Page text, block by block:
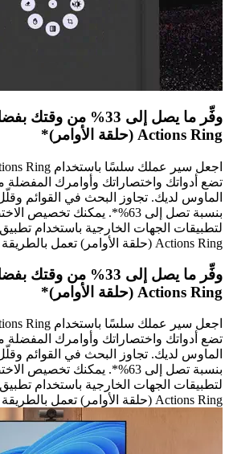
وفِّر ما يصل إلى 33% من
Actions Ring (حلقة الأوامر)*
تضع أدواتك واختصاراتك وأوامرك
الماوس لديك. تجاوز البحث في القوائم
بنسبة تصل إلى 63%*. يمكنك
Actions Ring (حلقة الأوامر) تعمل بالطريقة التي تناسبك.
وفِّر ما يصل إلى 33% من
Actions Ring (حلقة الأوامر)*
تضع أدواتك واختصاراتك وأوامرك
الماوس لديك. تجاوز البحث في القوائم
بنسبة تصل إلى 63%*. يمكنك
Actions Ring (حلقة الأوامر) تعمل بالطريقة التي تناسبك.